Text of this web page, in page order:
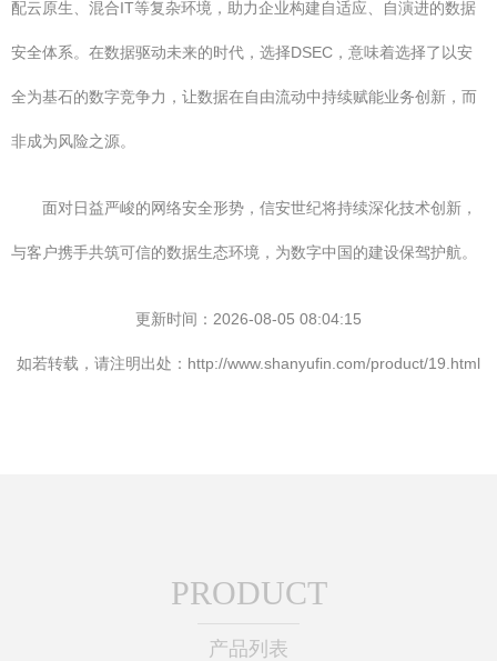
配云原生、混合IT等复杂环境，助力企业构建自适应、自演进的数据
安全体系。在数据驱动未来的时代，选择DSEC，意味着选择了以安
全为基石的数字竞争力，让数据在自由流动中持续赋能业务创新，而
非成为风险之源。
面对日益严峻的网络安全形势，信安世纪将持续深化技术创新，
与客户携手共筑可信的数据生态环境，为数字中国的建设保驾护航。
更新时间：2026-08-05 08:04:15
如若转载，请注明出处：http://www.shanyufin.com/product/19.html
PRODUCT
产品列表